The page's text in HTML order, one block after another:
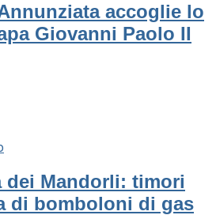
accoglie lo
Giovanni Paolo II
dei Mandorli: timori
di bomboloni di gas